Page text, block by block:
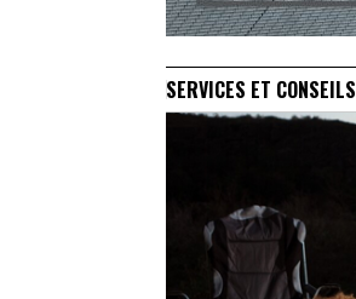
SERVICES ET CONSEILS